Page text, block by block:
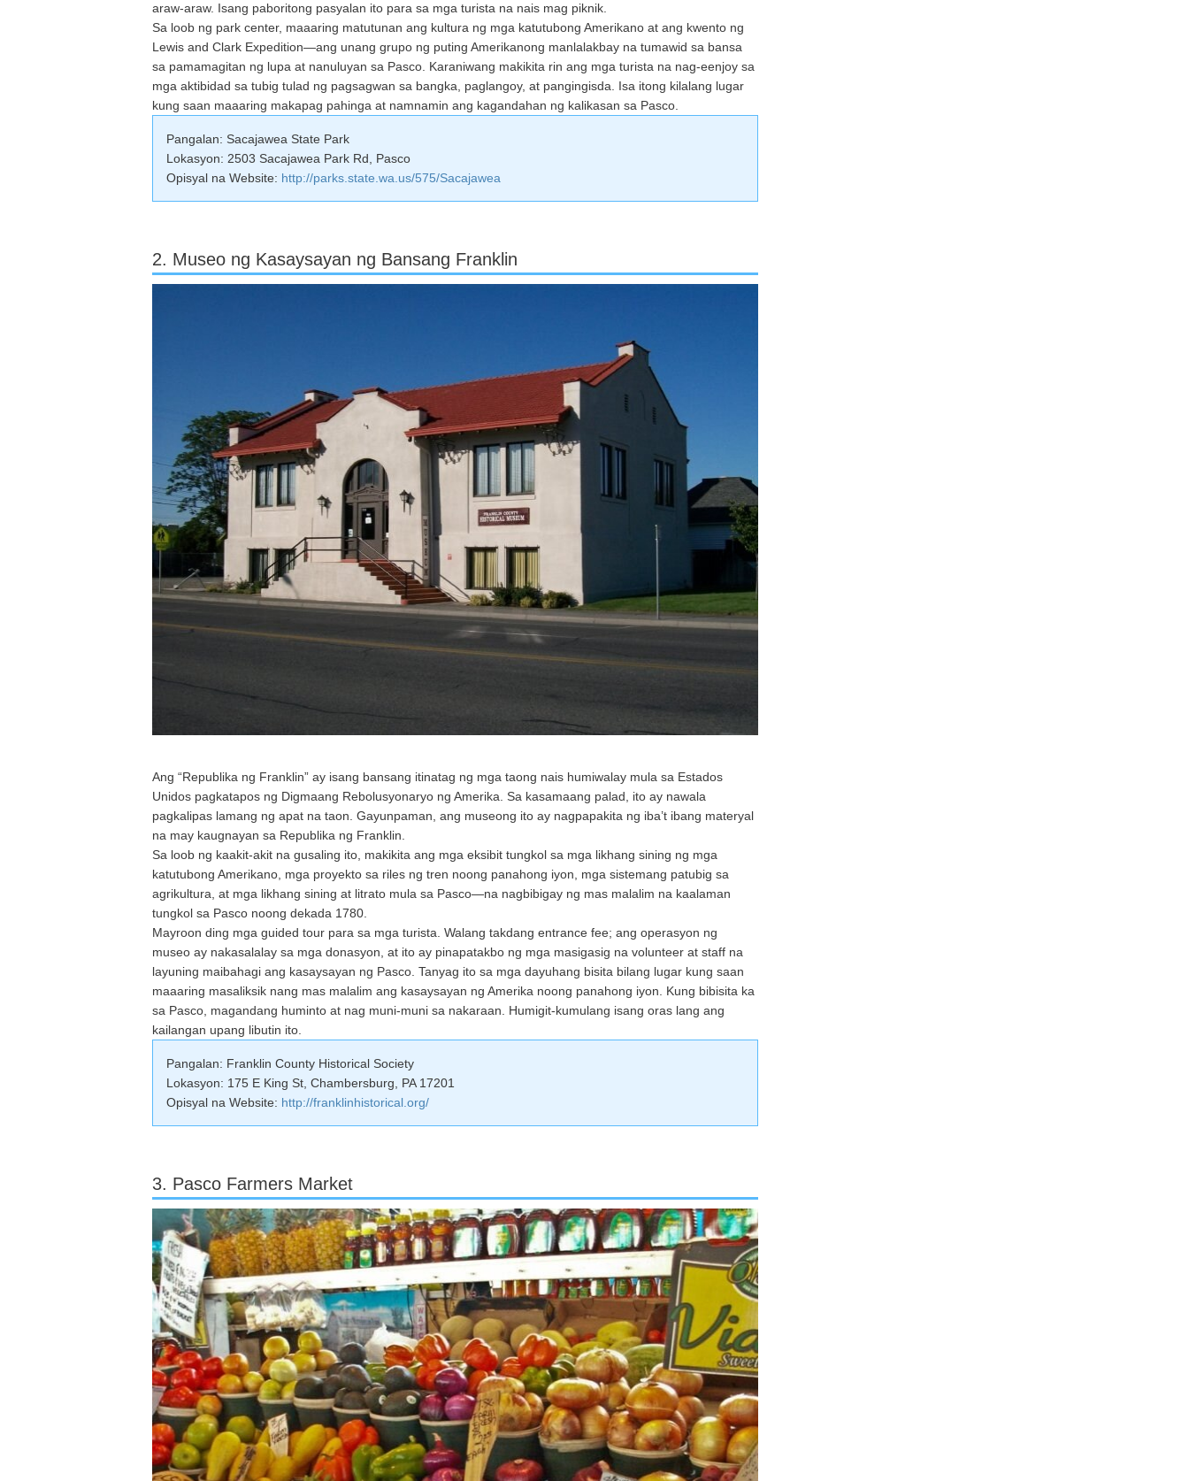
araw-araw. Isang paboritong pasyalan ito para sa mga turista na nais mag piknik.
Sa loob ng park center, maaaring matutunan ang kultura ng mga katutubong Amerikano at ang kwento ng
Lewis and Clark Expedition—ang unang grupo ng puting Amerikanong manlalakbay na tumawid sa bansa
sa pamamagitan ng lupa at nanuluyan sa Pasco. Karaniwang makikita rin ang mga turista na nag-eenjoy sa
mga aktibidad sa tubig tulad ng pagsagwan sa bangka, paglangoy, at pangingisda. Isa itong kilalang lugar
kung saan maaaring makapag pahinga at namnamin ang kagandahan ng kalikasan sa Pasco.
Pangalan: Sacajawea State Park
Lokasyon: 2503 Sacajawea Park Rd, Pasco
Opisyal na Website: http://parks.state.wa.us/575/Sacajawea
2. Museo ng Kasaysayan ng Bansang Franklin
Ang “Republika ng Franklin” ay isang bansang itinatag ng mga taong nais humiwalay mula sa Estados
Unidos pagkatapos ng Digmaang Rebolusyonaryo ng Amerika. Sa kasamaang palad, ito ay nawala
pagkalipas lamang ng apat na taon. Gayunpaman, ang museong ito ay nagpapakita ng iba’t ibang materyal
na may kaugnayan sa Republika ng Franklin.
Sa loob ng kaakit-akit na gusaling ito, makikita ang mga eksibit tungkol sa mga likhang sining ng mga
katutubong Amerikano, mga proyekto sa riles ng tren noong panahong iyon, mga sistemang patubig sa
agrikultura, at mga likhang sining at litrato mula sa Pasco—na nagbibigay ng mas malalim na kaalaman
tungkol sa Pasco noong dekada 1780.
Mayroon ding mga guided tour para sa mga turista. Walang takdang entrance fee; ang operasyon ng
museo ay nakasalalay sa mga donasyon, at ito ay pinapatakbo ng mga masigasig na volunteer at staff na
layuning maibahagi ang kasaysayan ng Pasco. Tanyag ito sa mga dayuhang bisita bilang lugar kung saan
maaaring masaliksik nang mas malalim ang kasaysayan ng Amerika noong panahong iyon. Kung bibisita ka
sa Pasco, magandang huminto at nag muni-muni sa nakaraan. Humigit-kumulang isang oras lang ang
kailangan upang libutin ito.
Pangalan: Franklin County Historical Society
Lokasyon: 175 E King St, Chambersburg, PA 17201
Opisyal na Website: http://franklinhistorical.org/
3. Pasco Farmers Market